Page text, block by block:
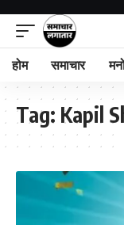
होम समाचार
Tag: Kapil